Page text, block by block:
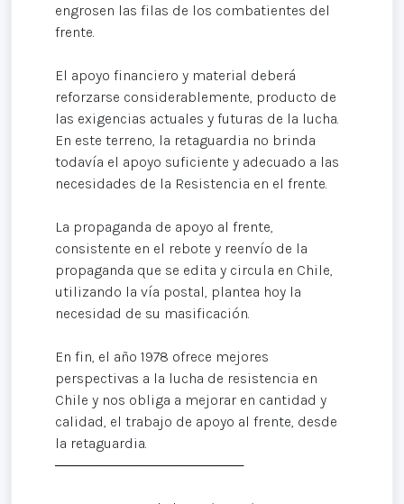
engrosen las filas de los combatientes del
frente.
El apoyo financiero y material deberá
reforzarse considerablemente, producto de
las exigencias actuales y futuras de la lucha.
En este terreno, la retaguardia no brinda
todavía el apoyo suficiente y adecuado a las
necesidades de la Resistencia en el frente.
La propaganda de apoyo al frente,
consistente en el rebote y reenvío de la
propaganda que se edita y circula en Chile,
utilizando la vía postal, plantea hoy la
necesidad de su masificación.
En fin, el año 1978 ofrece mejores
perspectivas a la lucha de resistencia en
Chile y nos obliga a mejorar en cantidad y
calidad, el trabajo de apoyo al frente, desde
la retaguardia.
───────────────────